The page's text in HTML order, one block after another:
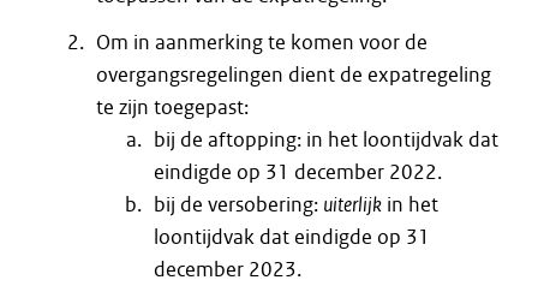
Om in aanmerking te komen voor de
overgangsregelingen dient de expatregeling
te zijn toegepast:
bij de aftopping: in het loontijdvak dat
eindigde op 31 december 2022.
bij de versobering: uiterlijk in het
loontijdvak dat eindigde op 31
december 2023.